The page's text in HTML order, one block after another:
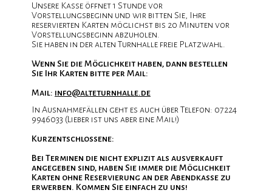
Unsere Kasse öffnet 1 Stunde vor
Vorstellungsbeginn und wir bitten Sie, Ihre
reservierten Karten möglichst bis 20 Minuten vor
Vorstellungsbeginn abzuholen.
Sie haben in der alten Turnhalle freie Platzwahl.
Wenn Sie die Möglichkeit haben, dann bestellen
Sie Ihr Karten bitte per Mail:
Mail: info@alteturnhalle.de
In Ausnahmefällen geht es auch über Telefon: 07224
9946033 (Lieber ist uns aber eine Mail!)
Kurzentschlossene:
Bei Terminen die nicht explizit als ausverkauft
angegeben sind, haben Sie immer die Möglichkeit
Karten ohne Reservierung an der Abendkasse zu
erwerben. Kommen Sie einfach zu uns!